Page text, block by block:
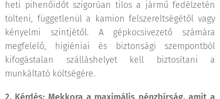
heti pihenőidőt szigorúan tilos a jármű fedélzetén
tölteni, függetlenül a kamion felszereltségétől vagy
kényelmi szintjétől. A gépkocsivezető számára
megfelelő, higiéniai és biztonsági szempontból
kifogástalan szálláshelyet kell biztosítani a
munkáltató költségére.